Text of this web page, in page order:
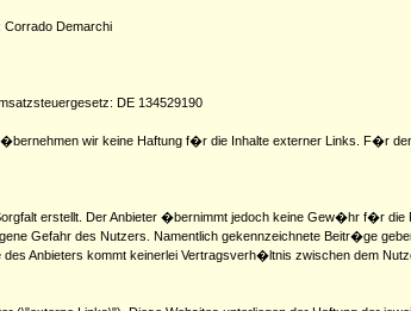
Demarchi
DE 134529190
wir keine Haftung f�r die Inhalte externer Links. F�r
erstellt. Der Anbieter �bernimmt jedoch keine Gew�hr f�r
Gefahr des Nutzers. Namentlich gekennzeichnete Beitr�ge
Anbieters kommt keinerlei Vertragsverh�ltnis zwischen dem